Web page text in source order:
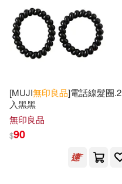
[MUJI無印良品]電話線髮圈.2
入黑黑
無印良品
$90